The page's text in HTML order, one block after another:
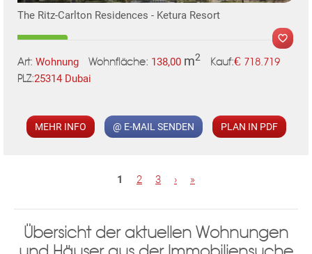
TE
MER
The Ritz-Carlton Residences - Ketura Resort
Art: Wohnung Wohnfläche: 138,00 m2 Kauf:€ 718.719
PLZ:25314 Dubai
MEHR INFO @ E-MAIL SENDEN PLAN IN PDF
1 2 3 › »
Übersicht der aktuellen Wohnungen